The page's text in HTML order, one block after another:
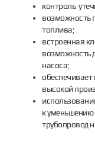
контроль
возможность
топлива;
встроенная
возможность
насоса;
обеспечивает
высокой
к уменьшению
трубопровод